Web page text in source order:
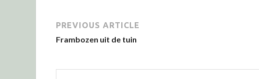
PREVIOUS ARTICLE
Frambozen uit de tuin